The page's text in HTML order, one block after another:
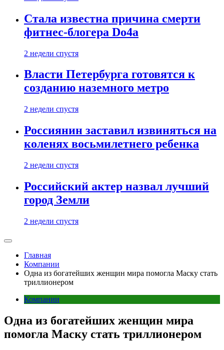
Стала известна причина смерти
фитнес-блогера Do4а
2 недели спустя
Власти Петербурга готовятся к
созданию наземного метро
2 недели спустя
Россиянин заставил извиняться на
коленях восьмилетнего ребенка
2 недели спустя
Российский актер назвал лучший
город Земли
2 недели спустя
Главная
Компании
Одна из богатейших женщин мира помогла Маску стать
триллионером
Компании
Одна из богатейших женщин мира
помогла Маску стать триллионером